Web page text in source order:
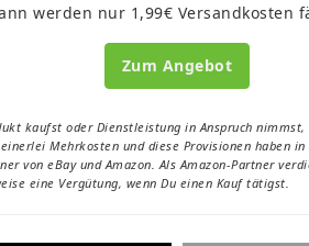
werden nur 1,99€ Versandkosten
Zum Angebot
kaufst oder Dienstleistung in Anspruch
Mehrkosten und diese Provisionen haben
von eBay und Amazon. Als Amazon-Partner
eine Vergütung, wenn Du einen Kauf tätigst.